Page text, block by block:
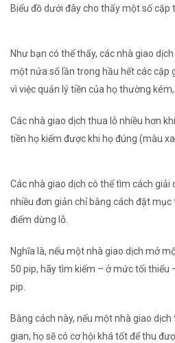
Biểu đồ dưới đây cho thấy một số cặp
Như bạn có thể thấy, các nhà giao
một nửa số lần trong hầu hết các cặp
vì việc quản lý tiền của họ thường
Các nhà giao dịch thua lỗ nhiều hơn
tiền họ kiếm được khi họ đúng (màu
Các nhà giao dịch có thể tìm cách giải
nhiều đơn giản chỉ bằng cách đặt mục
điểm dừng lỗ.
Nghĩa là, nếu một nhà giao dịch mở
50 pip, hãy tìm kiếm – ở mức tối thiểu
pip.
Bằng cách này, nếu một nhà giao
gian, họ sẽ có cơ hội khá tốt để thu